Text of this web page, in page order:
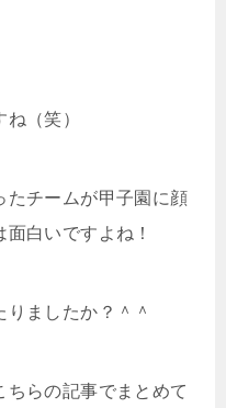
（笑）
たチームが甲子園に顔
白いですよね！
ましたか？＾＾
らの記事でまとめて